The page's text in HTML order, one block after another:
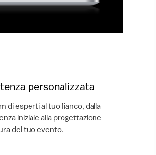
personalizzata
di esperti al tuo fianco, dalla
iniziale alla progettazione
del tuo evento.